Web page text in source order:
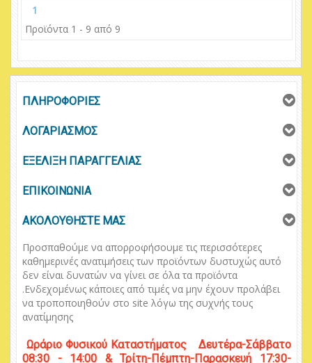
1
Προϊόντα 1 - 9 από 9
ΠΛΗΡΟΦΟΡΙΕΣ
ΛΟΓΑΡΙΑΣΜΟΣ
ΕΞΕΛΙΞΗ ΠΑΡΑΓΓΕΛΙΑΣ
ΕΠΙΚΟΙΝΩΝΙΑ
ΑΚΟΛΟΥΘΗΣΤΕ ΜΑΣ
Προσπαθούμε να απορροφήσουμε τις περισσότερες
καθημερινές ανατιμήσεις των προϊόντων δυστυχώς αυτό
δεν είναι δυνατών να γίνει σε όλα τα προϊόντα
.Ενδεχομένως κάποιες από τιμές να μην έχουν προλάβει
να τροποποιηθούν στο site λόγω της συχνής τους
ανατίμησης
Ωράριο Φυσικού Καταστήματος Δευτέρα-Σάββατο
08:30 - 14:00 & Τρίτη-Πέμπτη-Παρασκευή 17:30-